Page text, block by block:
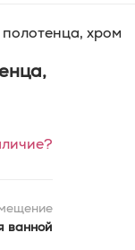
хром
ванной